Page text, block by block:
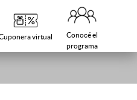
virtual
Conocé el
programa